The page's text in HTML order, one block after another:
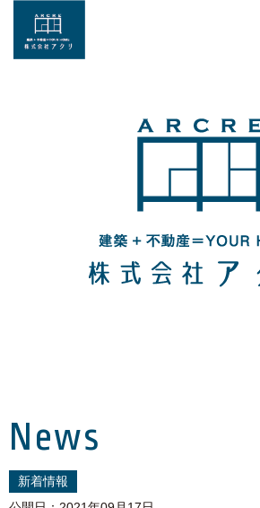
News
新着情報